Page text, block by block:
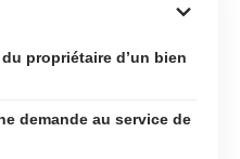
propriétaire d’un bien
demande au service de